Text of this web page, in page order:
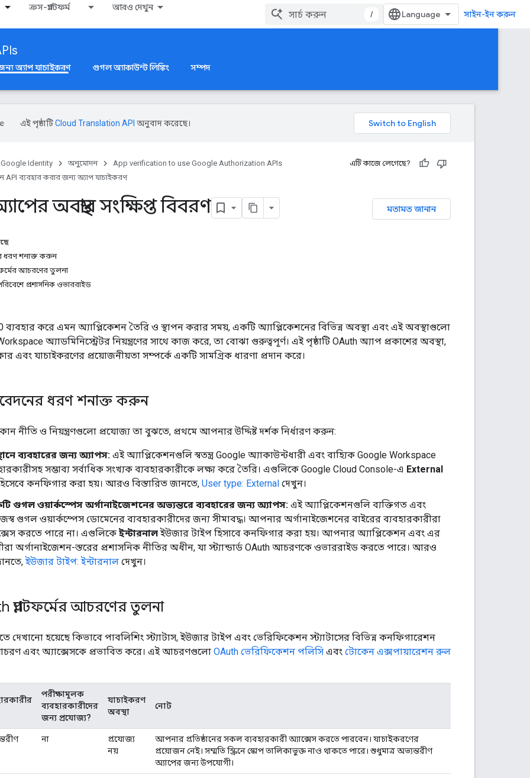
ক্রস-প্ল্যাটফর্ম আরও দেখুন
/ সাইন-ইন করুন
অ্যাপ যাচাইকরণ গুগল অ্যাকাউন্ট লিঙ্কিং সম্পদ
এই পৃষ্ঠাটিCloud Translation API অনুবাদ করেছে।
Google Identity অনুমোদন
App verification to use Google Authorization APIs
API ব্যবহার করার জন্য অ্যাপ যাচাইকরণ
এটি কাজে লেগেছে?
মতামত জানান
অবস্থার সংক্ষিপ্ত বিবরণ
ধরণ শনাক্ত করুন
আচরণের তুলনা
প্রশাসনিক ওভাররাইড
ব্যবহার করে এমন অ্যাপ্লিকেশন তৈরি ও স্থাপন করার সময়, একটি অ্যাপ্লিকেশনের বিভিন্ন অবস্থা এবং এই অবস্থাগুলো
অ্যাডমিনিস্ট্রেটর নিয়ন্ত্রণের সাথে কাজ করে, তা বোঝা গুরুত্বপূর্ণ। এই পৃষ্ঠাটি OAuth অ্যাপ প্রকাশের অবস্থা,
এবং যাচাইকরণের প্রয়োজনীয়তা সম্পর্কে একটি সামগ্রিক ধারণা প্রদান করে।
ধরণ শনাক্ত করুন
নীতি ও নিয়ন্ত্রণগুলো প্রযোজ্য তা বুঝতে, প্রথমে আপনার উদ্দিষ্ট দর্শক নির্ধারণ করুন:
ব্যবহারের জন্য অ্যাপস: এই অ্যাপ্লিকেশনগুলি স্বতন্ত্র Google অ্যাকাউন্টধারী এবং বাহ্যিক Google Workspace
সম্ভাব্য সর্বাধিক সংখ্যক ব্যবহারকারীকে লক্ষ্য করে তৈরি। এগুলিকে Google Cloud Console-এ External
কনফিগার করা হয়। আরও বিস্তারিত জানতে, User type: External দেখুন।
গুগল ওয়ার্কস্পেস অর্গানাইজেশনের অভ্যন্তরে ব্যবহারের জন্য অ্যাপস: এই অ্যাপ্লিকেশনগুলি ব্যক্তিগত এবং
গুগল ওয়ার্কস্পেস ডোমেনের ব্যবহারকারীদের জন্য সীমাবদ্ধ। আপনার অর্গানাইজেশনের বাইরের ব্যবহারকারীরা
করতে পারে না। এগুলিকে ইন্টারনালইউজার টাইপ হিসাবে কনফিগার করা হয়। আপনার অ্যাপ্লিকেশন এবং এর
অর্গানাইজেশন-স্তরের প্রশাসনিক নীতির অধীন, যা স্ট্যান্ডার্ড OAuth আচরণকে ওভাররাইড করতে পারে। আরও
ইউজার টাইপ: ইন্টারনাল দেখুন।
প্ল্যাটফর্মের আচরণের তুলনা
দেখানো হয়েছে কিভাবে পাবলিশিং স্ট্যাটাস, ইউজার টাইপ এবং ভেরিফিকেশন স্ট্যাটাসের বিভিন্ন কনফিগারেশন
আচরণ এবং অ্যাক্সেসকে প্রভাবিত করে। এই আচরণগুলো OAuth ভেরিফিকেশন পলিসি এবং টোকেন এক্সপায়ারেশন রুল
পরীক্ষামূলক
ব্যবহারকারীদের
জন্য প্রযোজ্য?
যাচাইকরণ
অবস্থা
নোট
না
প্রযোজ্য
নয়
আপনার প্রতিষ্ঠানের সকল ব্যবহারকারী অ্যাক্সেস করতে পারবেন। যাচাইকরণের
প্রয়োজন নেই। সম্মতি স্ক্রিনে স্কোপ তালিকাভুক্ত নাও থাকতে পারে। শুধুমাত্র অভ্যন্তরীণ
অ্যাপের জন্য উপযোগী।